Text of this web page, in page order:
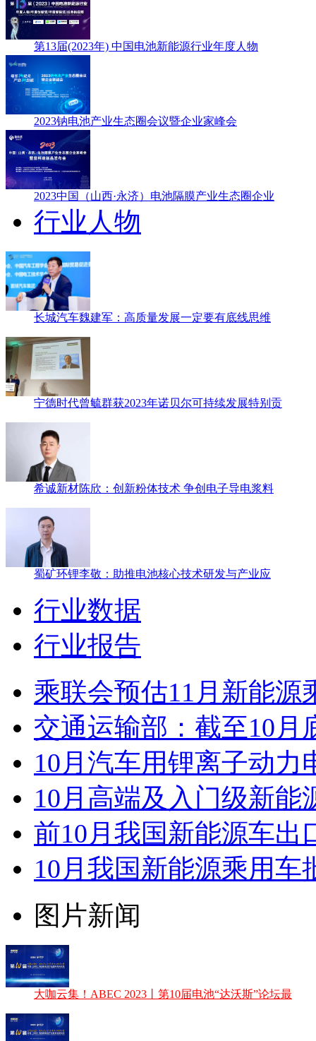
第13届(2023年) 中国电池新能源行业年度人物
2023钠电池产业生态圈会议暨企业家峰会
2023中国（山西·永济）电池隔膜产业生态圈企业
行业人物
长城汽车魏建军：高质量发展一定要有底线思维
宁德时代曾毓群获2023年诺贝尔可持续发展特别贡
希诚新材陈欣：创新粉体技术 争创电子导电浆料
蜀矿环锂李敬：助推电池核心技术研发与产业应
行业数据
行业报告
乘联会预估11月新能源
交通运输部：截至10月
10月汽车用锂离子动力
10月高端及入门级新
前10月我国新能源车出
10月我国新能源乘用车
图片新闻
大咖云集！ABEC 2023丨第10届电池“达沃斯”论坛最